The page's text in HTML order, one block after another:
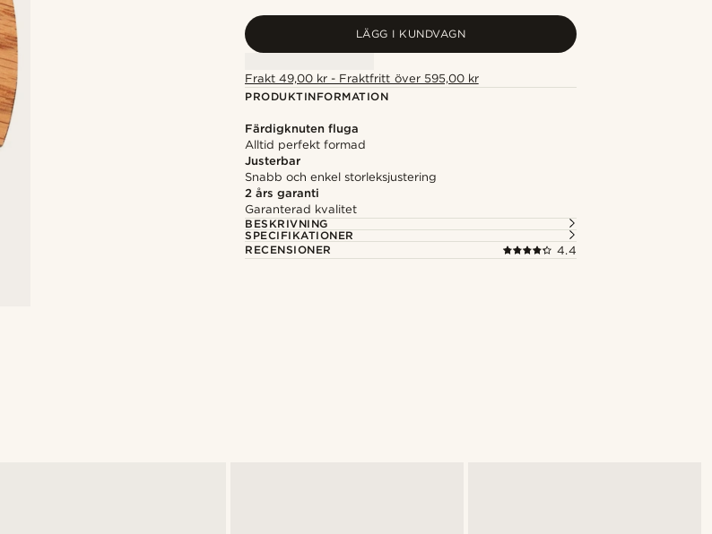
LÄGG I KUNDVAGN
Frakt 49,00 kr - Fraktfritt över 595,00 kr
PRODUKTINFORMATION
Färdigknuten fluga
Alltid perfekt formad
Justerbar
Snabb och enkel storleksjustering
2 års garanti
Garanterad kvalitet
BESKRIVNING
SPECIFIKATIONER
RECENSIONER
4.4